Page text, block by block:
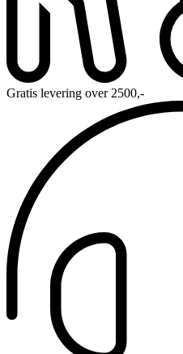
Gratis levering over 2500,-